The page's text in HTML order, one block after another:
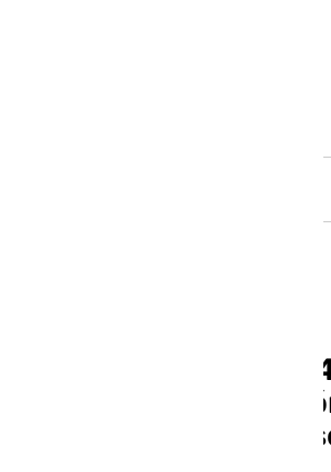
Málaga suma otras
viviendas a su
de baja más de mil